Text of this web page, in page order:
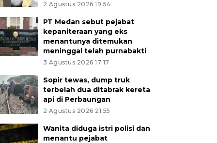
2 Agustus 2026 19:54
PT Medan sebut pejabat
kepaniteraan yang eks
menantunya ditemukan
meninggal telah purnabakti
3 Agustus 2026 17:17
Sopir tewas, dump truk
terbelah dua ditabrak kereta
api di Perbaungan
2 Agustus 2026 21:55
Wanita diduga istri polisi dan
menantu pejabat